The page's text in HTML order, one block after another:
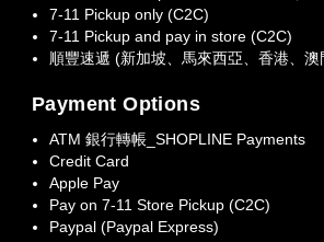
7-11 Pickup only (C2C)
7-11 Pickup and pay in store (C2C)
順豐速遞 (新加坡、馬來西亞、香港、
Payment Options
ATM 銀行轉帳_SHOPLINE Payments
Credit Card
Apple Pay
Pay on 7-11 Store Pickup (C2C)
Paypal (Paypal Express)